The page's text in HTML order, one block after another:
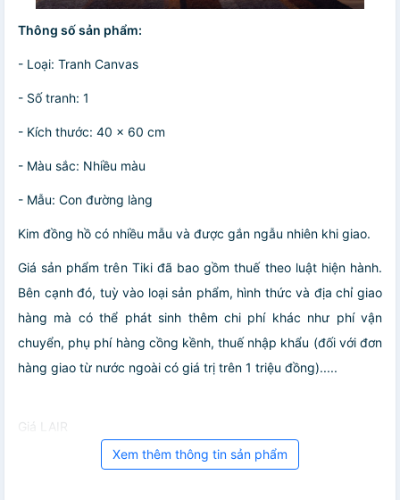
Thông số sản phẩm:
- Loại: Tranh Canvas
- Số tranh: 1
- Kích thước: 40 x 60 cm
- Màu sắc: Nhiều màu
- Mẫu: Con đường làng
Kim đồng hồ có nhiều mẫu và được gắn ngẫu nhiên khi giao.
Giá sản phẩm trên Tiki đã bao gồm thuế theo luật hiện hành.
Bên cạnh đó, tuỳ vào loại sản phẩm, hình thức và địa chỉ giao
hàng mà có thể phát sinh thêm chi phí khác như phí vận
chuyển, phụ phí hàng cồng kềnh, thuế nhập khẩu (đối với đơn
hàng giao từ nước ngoài có giá trị trên 1 triệu đồng).....
Giá LAIR
Xem thêm thông tin sản phẩm